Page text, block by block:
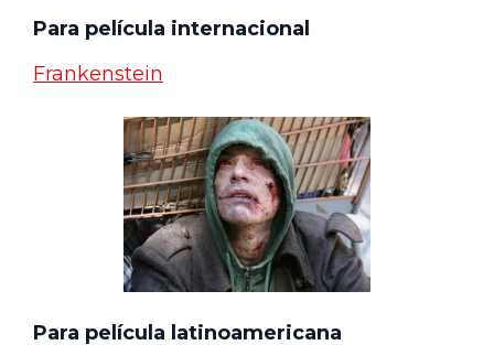
Para película internacional
Frankenstein
Para película latinoamericana